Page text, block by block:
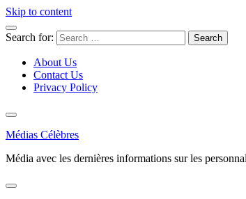
Skip to content
Search for:
About Us
Contact Us
Privacy Policy
Médias Célèbres
Média avec les dernières informations sur les